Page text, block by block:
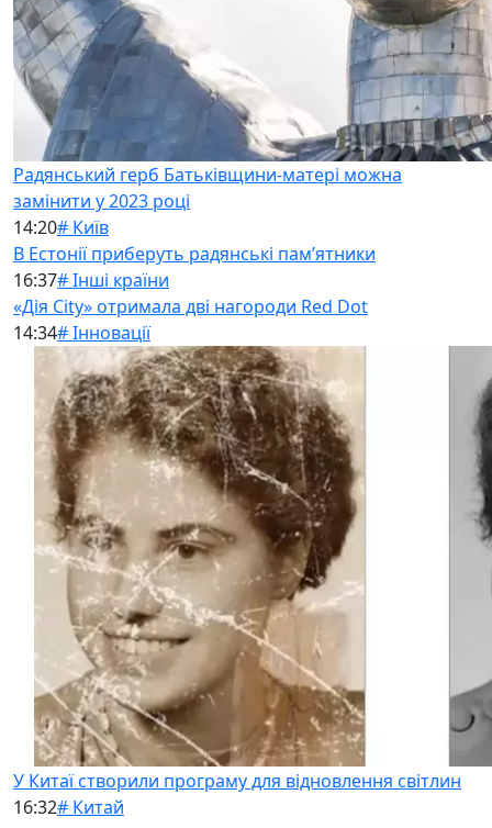
Радянський герб Батьківщини-матері можна
замінити у 2023 році
14:20# Київ
В Естонії приберуть радянські памʼятники
16:37# Інші країни
«Дія City» отримала дві нагороди Red Dot
14:34# Інновації
У Китаї створили програму для відновлення світлин
16:32# Китай